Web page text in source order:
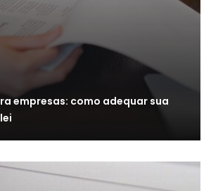
empresas: como adequar sua